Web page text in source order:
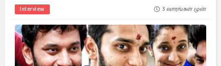
Interview 3 வாரங்கள் முன்